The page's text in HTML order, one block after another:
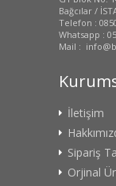
Bağcılar /
Telefon :
Whatsapp :
Mail :
İletişim
Sipariş
Orjinal